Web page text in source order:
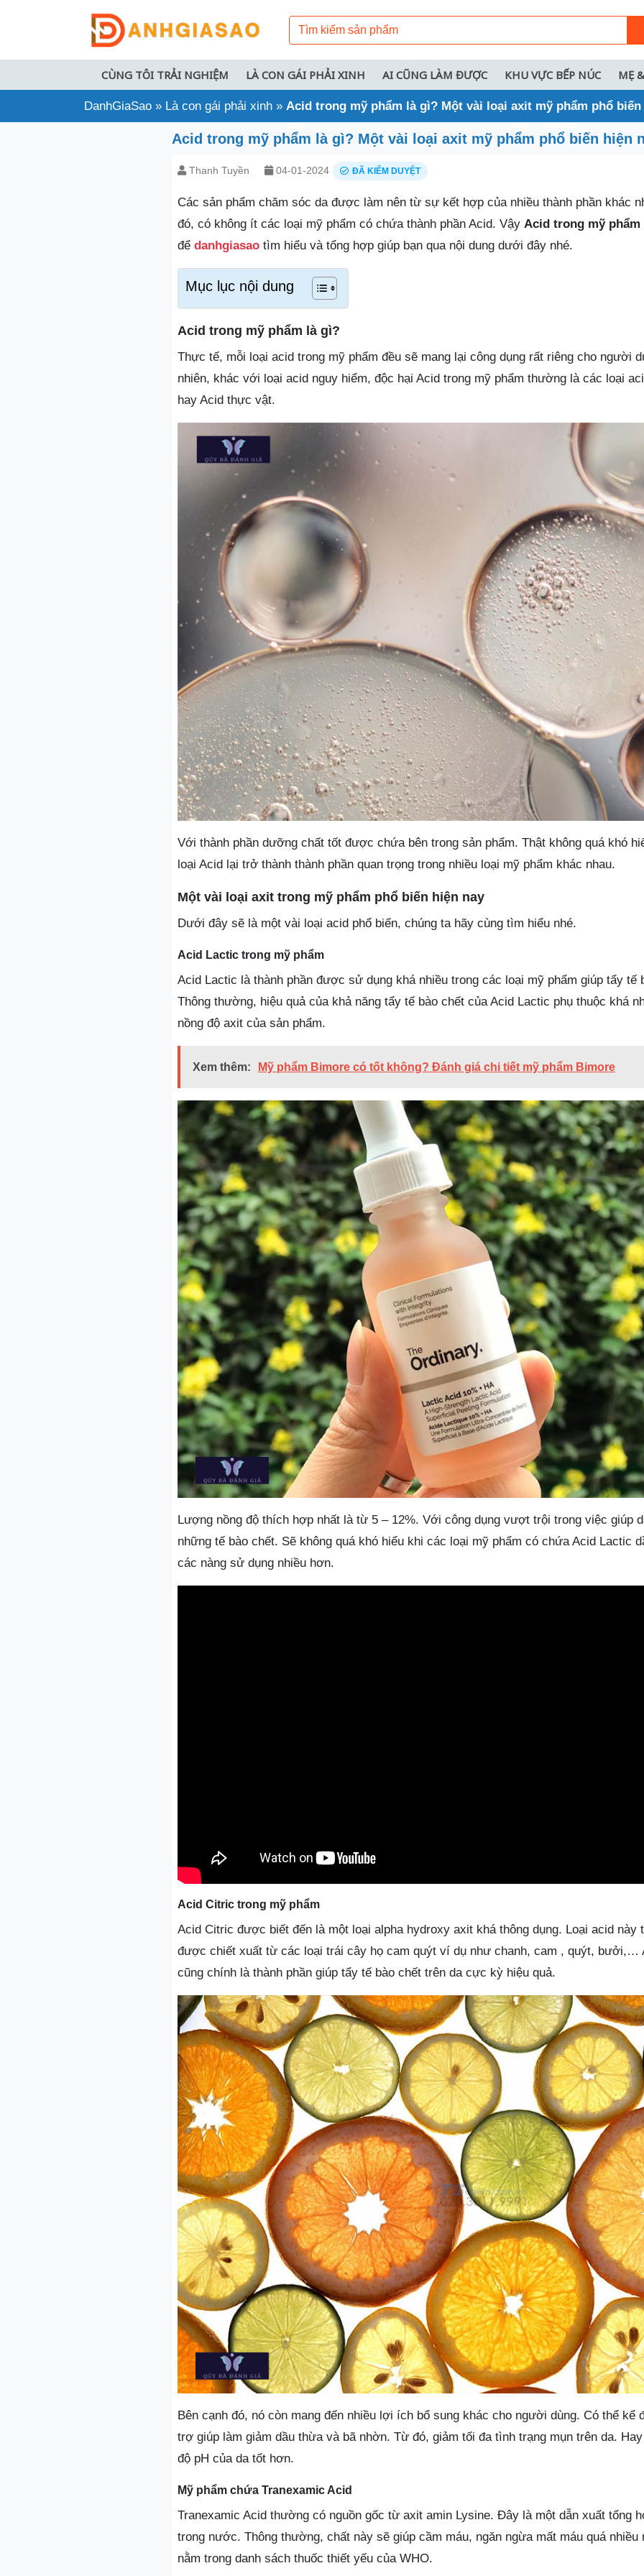
CÙNG TÔI TRẢI NGHIỆM LÀ CON GÁI PHẢI XINH AI CŨNG LÀM ĐƯỢC KHU VỰC BẾP NÚC MẸ
DanhGiaSao » Là con gái phải xinh » Acid trong mỹ phẩm là gì? Một vài loại axit mỹ phẩm phổ biến
Acid trong mỹ phẩm là gì? Một vài loại axit mỹ phẩm phổ biến hiện
Thanh Tuyền 04-01-2024 ĐÃ KIỂM DUYỆT
Các sản phẩm chăm sóc da được làm nên từ sự kết hợp của nhiều thành phần khác
đó, có không ít các loại mỹ phẩm có chứa thành phần Acid. Vậy Acid trong mỹ phẩm
để danhgiasao tìm hiểu và tổng hợp giúp bạn qua nội dung dưới đây nhé.
Mục lục nội dung
Acid trong mỹ phẩm là gì?
Thực tế, mỗi loại acid trong mỹ phẩm đều sẽ mang lại công dụng rất riêng cho người
nhiên, khác với loại acid nguy hiểm, độc hại Acid trong mỹ phẩm thường là các loại
hay Acid thực vật.
Với thành phần dưỡng chất tốt được chứa bên trong sản phẩm. Thật không quá khó
loại Acid lại trở thành thành phần quan trọng trong nhiều loại mỹ phẩm khác nhau.
Một vài loại axit trong mỹ phẩm phổ biến hiện nay
Dưới đây sẽ là một vài loại acid phổ biến, chúng ta hãy cùng tìm hiểu nhé.
Acid Lactic trong mỹ phẩm
Acid Lactic là thành phần được sử dụng khá nhiều trong các loại mỹ phẩm giúp tẩy tế
Thông thường, hiệu quả của khả năng tẩy tế bào chết của Acid Lactic phụ thuộc khá
nồng độ axit của sản phẩm.
Xem thêm: Mỹ phẩm Bimore có tốt không? Đánh giá chi tiết mỹ phẩm Bimore
Lượng nồng độ thích hợp nhất là từ 5 – 12%. Với công dụng vượt trội trong việc giúp
những tế bào chết. Sẽ không quá khó hiểu khi các loại mỹ phẩm có chứa Acid Lactic
các nàng sử dụng nhiều hơn.
Acid Citric trong mỹ phẩm
Acid Citric được biết đến là một loại alpha hydroxy axit khá thông dụng. Loại acid này
được chiết xuất từ các loại trái cây họ cam quýt ví dụ như chanh, cam , quýt, bưởi,…
cũng chính là thành phần giúp tẩy tế bào chết trên da cực kỳ hiệu quả.
Bên cạnh đó, nó còn mang đến nhiều lợi ích bổ sung khác cho người dùng. Có thể kể
trợ giúp làm giảm dầu thừa và bã nhờn. Từ đó, giảm tối đa tình trạng mụn trên da.
độ pH của da tốt hơn.
Mỹ phẩm chứa Tranexamic Acid
Tranexamic Acid thường có nguồn gốc từ axit amin Lysine. Đây là một dẫn xuất tổng
trong nước. Thông thường, chất này sẽ giúp cầm máu, ngăn ngừa mất máu quá nhiều
nằm trong danh sách thuốc thiết yếu của WHO.